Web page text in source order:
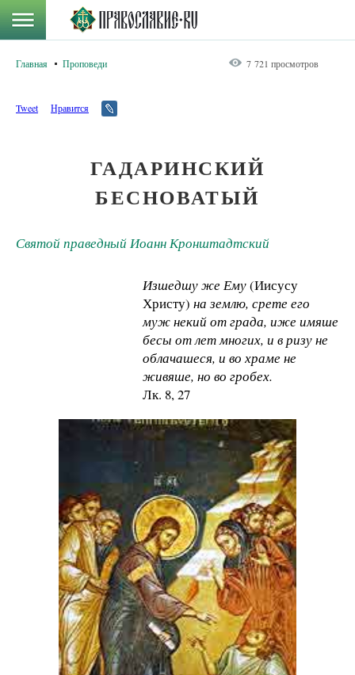
Главная Проповеди 7 721 просмотров
Tweet Нравится
ГАДАРИНСКИЙ
БЕСНОВАТЫЙ
Святой праведный Иоанн Кронштадтский
Изшедшу же Ему(Иисусу
Христу) на землю, срете его
муж некий от града, иже имяше
бесы от лет многих, и в ризу не
облачашеся, и во храме не
живяше, но во гробех.
Лк. 8, 27